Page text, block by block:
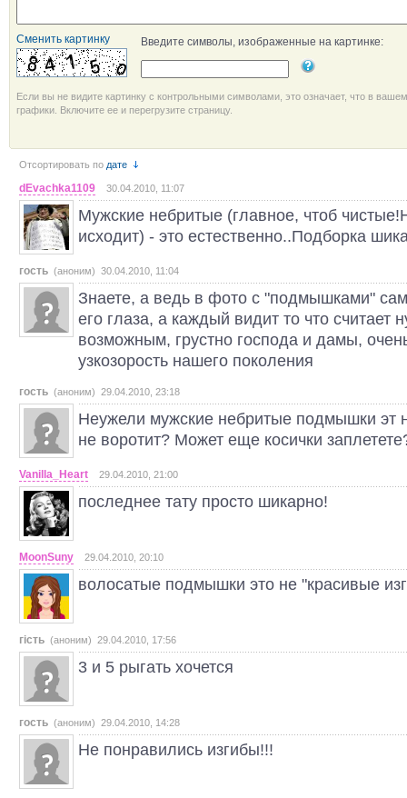
Сменить картинку Введите символы, изображенные на картинке:
Если вы не видите картинку с контрольными символами, это означает, что в
графики. Включите ее и перегрузите страницу.
Отсортировать по дате
dEvachka1109 30.04.2010, 11:07
Мужские небритые (главное, чтоб
исходит) - это естественно..Подборка
гость (аноним) 30.04.2010, 11:04
Знаете, а ведь в фото с "подмышками"
его глаза, а каждый видит то что считает
возможным, грустно господа и дамы,
узкозорость нашего поколения
гость (аноним) 29.04.2010, 23:18
Неужели мужские небритые подмышки эт
не воротит? Может еще косички
Vanilla_Heart 29.04.2010, 21:00
последнее тату просто шикарно!
MoonSuny 29.04.2010, 20:10
волосатые подмышки это не "красивые
гість (аноним) 29.04.2010, 17:56
3 и 5 рыгать хочется
гость (аноним) 29.04.2010, 14:28
Не понравились изгибы!!!